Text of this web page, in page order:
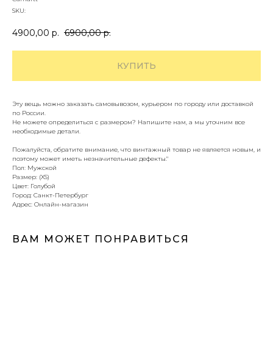
SKU:
4900,00 р. 6900,00 р.
КУПИТЬ
Эту вещь можно заказать самовывозом, курьером по городу или доставкой
по России.
Не можете определиться с размером? Напишите нам, а мы уточним все
необходимые детали.
Пожалуйста, обратите внимание, что винтажный товар не является новым, и
поэтому может иметь незначительные дефекты."
Пол: Мужской
Размер: (XS)
Цвет: Голубой
Город: Санкт-Петербург
Адрес: Онлайн-магазин
ВАМ МОЖЕТ ПОНРАВИТЬСЯ